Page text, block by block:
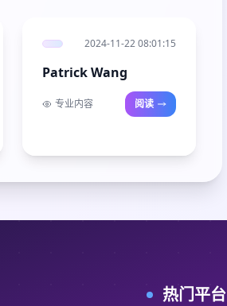
2024-11-22 08:01:15
Patrick Wang
专业内容 阅读
热门平台